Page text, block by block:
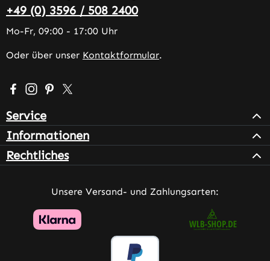
+49 (0) 3596 / 508 2400
Mo-Fr, 09:00 - 17:00 Uhr
Oder über unser Kontaktformular.
Besuche uns auf Facebook – öffnet in neuem Tab
Schau auf Instagram vorbei – öffnet in neuem Tab
Lass dich auf Pinterest inspirieren – öffnet in
Folge uns auf X – öffnet in neuem Tab
Service
Informationen
Rechtliches
Unsere Versand- und Zahlungsarten: